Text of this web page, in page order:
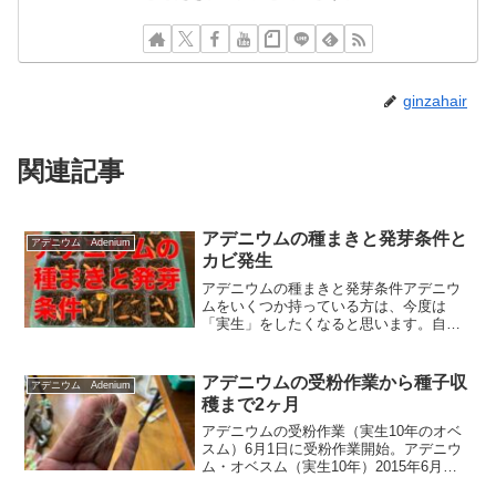
ginzahair
関連記事
アデニウム Adenium
アデニウムの種まきと発芽条件と
カビ発生
アデニウムの種まきと発芽条件アデニウ
ムをいくつか持っている方は、今度は
「実生」をしたくなると思います。自身
な種子を入手しないといけません。新鮮
であればあるほど、高い発芽...
アデニウム Adenium
アデニウムの受粉作業から種子収
穫まで2ヶ月
アデニウムの受粉作業（実生10年のオベ
スム）6月1日に受粉作業開始。アデニウ
ム・オベスム（実生10年）2015年6月播